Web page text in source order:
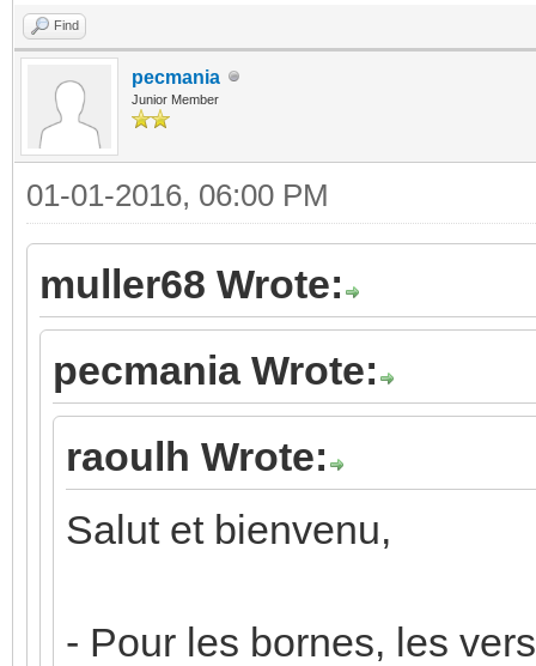
Find
pecmania
Junior Member
01-01-2016, 06:00 PM
muller68 Wrote:
pecmania Wrote:
raoulh Wrote:
Salut et bienvenu,
- Pour les bornes, les